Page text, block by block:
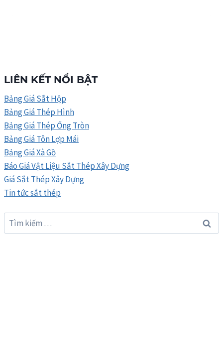
LIÊN KẾT NỔI BẬT
Bảng Giá Sắt Hộp
Bảng Giá Thép Hình
Bảng Giá Thép Ống Tròn
Bảng Giá Tôn Lợp Mái
Bảng Giá Xà Gồ
Báo Giá Vật Liệu Sắt Thép Xây Dựng
Giá Sắt Thép Xây Dựng
Tin tức sắt thép
Tìm
kiếm